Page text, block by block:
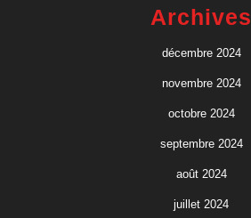
Archives
décembre 2024
novembre 2024
octobre 2024
septembre 2024
août 2024
juillet 2024